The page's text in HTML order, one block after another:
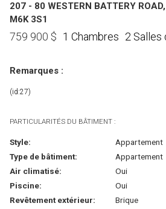
207 - 80 WESTERN BATTERY
M6K 3S1
759 900 $ 1 Chambres 2 Salles
Remarques :
(id:27)
PARTICULARITÉS DU BÂTIMENT :
Style:
Appartement
Type de bâtiment:
Appartement
Air climatisé:
Oui
Piscine:
Oui
Revêtement extérieur:
Brique